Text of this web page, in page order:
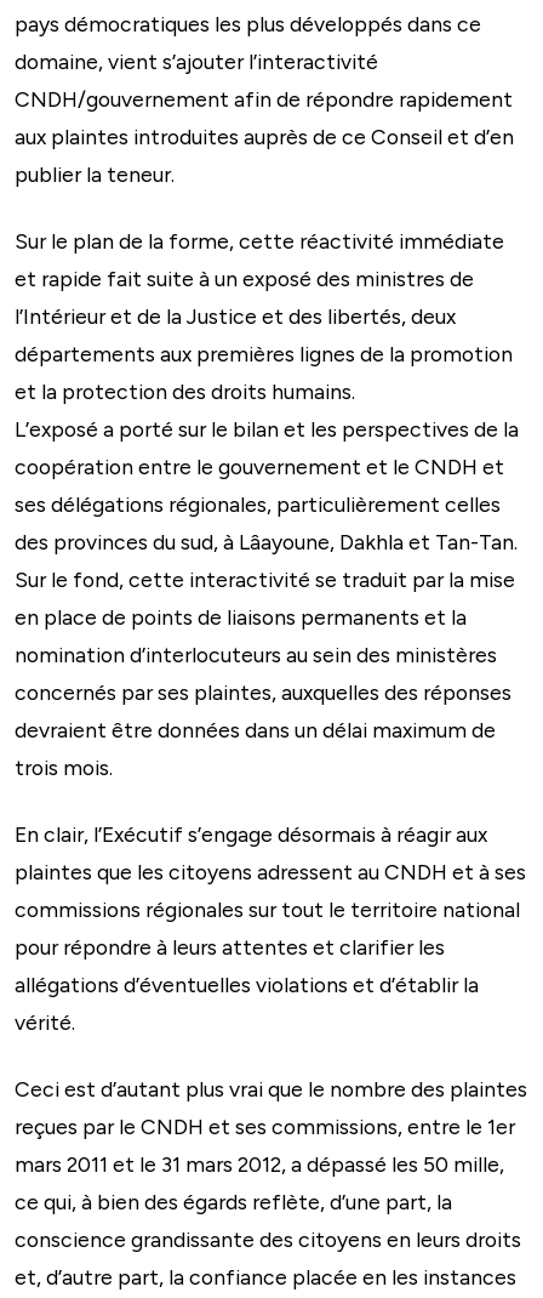
pays démocratiques les plus développés dans ce
domaine, vient s’ajouter l’interactivité
CNDH/gouvernement afin de répondre rapidement
aux plaintes introduites auprès de ce Conseil et d’en
publier la teneur.
Sur le plan de la forme, cette réactivité immédiate
et rapide fait suite à un exposé des ministres de
l’Intérieur et de la Justice et des libertés, deux
départements aux premières lignes de la promotion
et la protection des droits humains.
L’exposé a porté sur le bilan et les perspectives de la
coopération entre le gouvernement et le CNDH et
ses délégations régionales, particulièrement celles
des provinces du sud, à Lâayoune, Dakhla et Tan-Tan.
Sur le fond, cette interactivité se traduit par la mise
en place de points de liaisons permanents et la
nomination d’interlocuteurs au sein des ministères
concernés par ses plaintes, auxquelles des réponses
devraient être données dans un délai maximum de
trois mois.
En clair, l’Exécutif s’engage désormais à réagir aux
plaintes que les citoyens adressent au CNDH et à ses
commissions régionales sur tout le territoire national
pour répondre à leurs attentes et clarifier les
allégations d’éventuelles violations et d’établir la
vérité.
Ceci est d’autant plus vrai que le nombre des plaintes
reçues par le CNDH et ses commissions, entre le 1er
mars 2011 et le 31 mars 2012, a dépassé les 50 mille,
ce qui, à bien des égards reflète, d’une part, la
conscience grandissante des citoyens en leurs droits
et, d’autre part, la confiance placée en les instances